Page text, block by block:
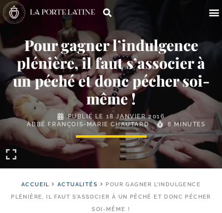
Pour gagner l’indulgence
plénière, il faut s’associer à
un péché et donc pécher soi-
même !
PUBLIÉ LE 18 JANVIER 2016
ABBÉ FRANÇOIS-MARIE CHAUTARD
8 MINUTES
ACCUEIL ACTUALITÉS
POUR GAGNER L’INDULGENCE
PLÉNIÈRE, IL FAUT S’ASSOCIER À UN PÉCHÉ ET DONC PÉCHER
SOI-MÊME !